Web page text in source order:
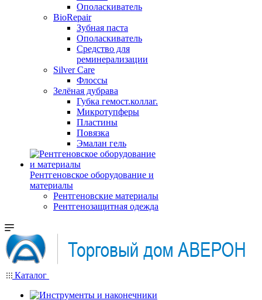
Ополаскиватель
BioRepair
Зубная паста
Ополаскиватель
Средство для
реминерализации
Silver Care
Флоссы
Зелёная дубрава
Губка гемост.коллаг.
Микротупферы
Пластины
Повязка
Эмалан гель
Рентгеновское оборудование и
материалы
Рентгеновские материалы
Рентгенозащитная одежда
Каталог